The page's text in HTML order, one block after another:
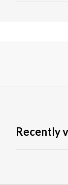
Recently